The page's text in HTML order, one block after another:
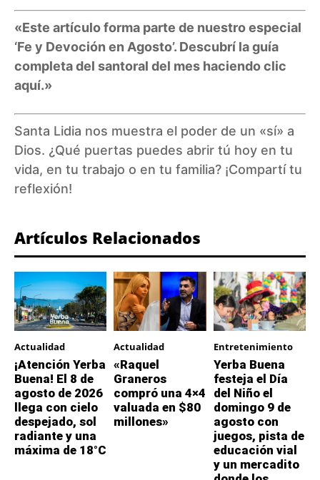
«Este artículo forma parte de nuestro especial
‘Fe y Devoción en Agosto’. Descubrí la guía
completa del santoral del mes haciendo clic
aquí.»
Santa Lidia nos muestra el poder de un «sí» a
Dios. ¿Qué puertas puedes abrir tú hoy en tu
vida, en tu trabajo o en tu familia? ¡Compartí tu
reflexión!
Artículos Relacionados
Actualidad
¡Atención Yerba
Buena! El 8 de
agosto de 2026
llega con cielo
despejado, sol
radiante y una
máxima de 18°C
Actualidad
«Raquel
Graneros
compró una 4×4
valuada en $80
millones»
Entretenimiento
Yerba Buena
festeja el Día
del Niño el
domingo 9 de
agosto con
juegos, pista de
educación vial
y un mercadito